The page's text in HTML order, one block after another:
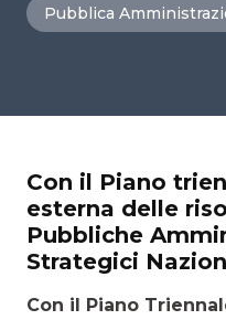
Pubblica
Con il Piano
esterna delle
Pubbliche
Strategici
Con il Piano